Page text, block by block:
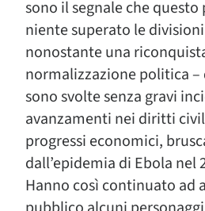
sono il segnale che questo
niente superato le
nonostante una
normalizzazione politica –
sono svolte senza gravi
avanzamenti nei diritti
progressi economici,
dall’epidemia di Ebola nel
Hanno così continuato ad